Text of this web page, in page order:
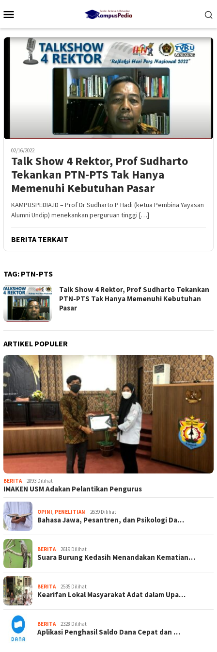
ke
Mobile
02/16/2022
Talk Show 4 Rektor, Prof Sudharto
Tekankan PTN-PTS Tak Hanya
Memenuhi Kebutuhan Pasar
KAMPUSPEDIA.ID – Prof Dr Sudharto P Hadi (ketua Pembina Yayasan
Alumni Undip) menekankan perguruan tinggi […]
BERITA TERKAIT
TAG: PTN-PTS
Talk Show 4 Rektor, Prof Sudharto Tekankan
PTN-PTS Tak Hanya Memenuhi Kebutuhan
Pasar
ARTIKEL POPULER
BERITA 2893 Dilihat
IMAKEN USM Adakan Pelantikan Pengurus
OPINI, PENELITIAN 2639 Dilihat
Bahasa Jawa, Pesantren, dan Psikologi Da…
BERITA 2619 Dilihat
Suara Burung Kedasih Menandakan Kematian…
BERITA 2535 Dilihat
Kearifan Lokal Masyarakat Adat dalam Upa…
BERITA 2328 Dilihat
Aplikasi Penghasil Saldo Dana Cepat dan …